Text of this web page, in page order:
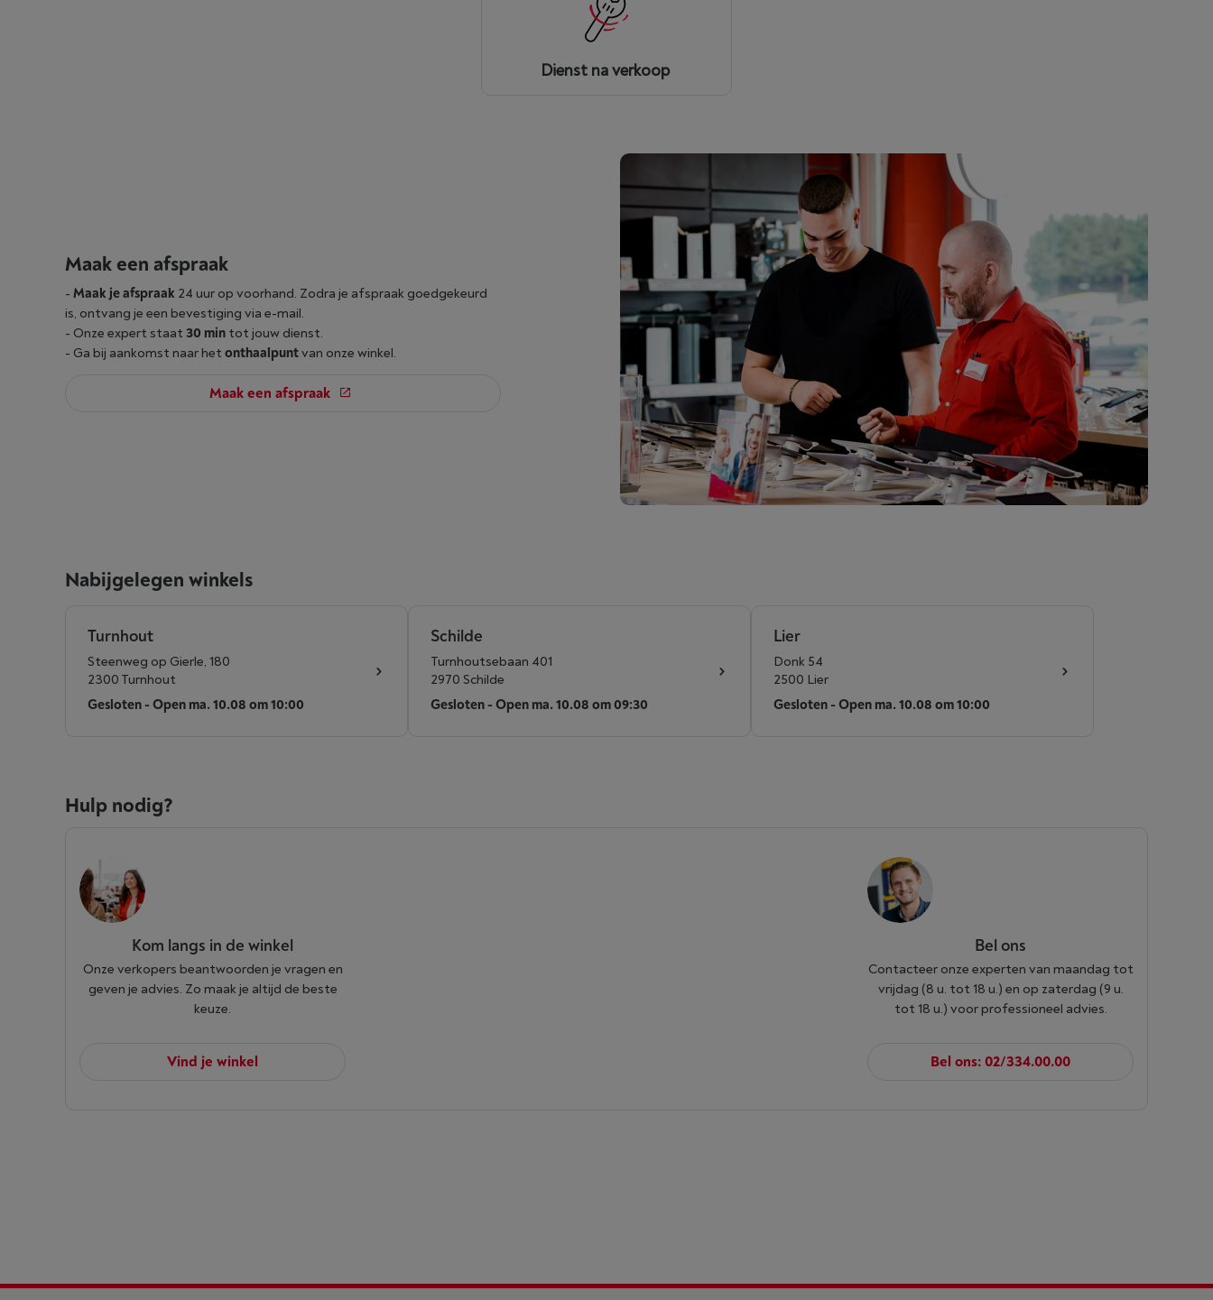
Dienst na verkoop
Maak een afspraak
- Maak je afspraak 24 uur op voorhand. Zodra je afspraak goedgekeurd
is, ontvang je een bevestiging via e-mail.
- Onze expert staat 30 min tot jouw dienst.
- Ga bij aankomst naar het onthaalpuntvan onze winkel.
Maak een afspraak
Nabijgelegen winkels
Turnhout
Steenweg op Gierle, 180
2300 Turnhout
Gesloten - Open ma. 10.08 om 10:00
Schilde
Turnhoutsebaan 401
2970 Schilde
Gesloten - Open ma. 10.08 om 09:30
Lier
Donk 54
2500 Lier
Gesloten - Open ma. 10.08 om 10:00
Hulp nodig?
Kom langs in de winkel
Onze verkopers beantwoorden je vragen en
geven je advies. Zo maak je altijd de beste
keuze.
Vind je winkel
Bel ons
Contacteer onze experten van maandag tot
vrijdag (8 u. tot 18 u.) en op zaterdag (9 u.
tot 18 u.) voor professioneel advies.
Bel ons: 02/334.00.00